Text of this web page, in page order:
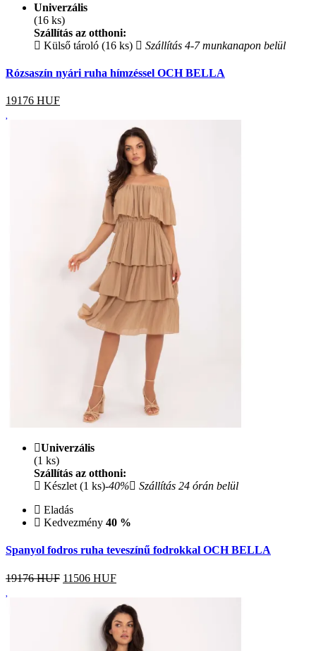
Univerzális
(16 ks)
Szállítás az otthoni:
Külső tároló (16 ks)
Szállítás 4-7 munkanapon belül
Rózsaszín nyári ruha hímzéssel OCH BELLA
19176 HUF
Univerzális
(1 ks)
Szállítás az otthoni:
Készlet (1 ks)-40%
Szállítás 24 órán belül
Eladás
Kedvezmény 40 %
Spanyol fodros ruha teveszínű fodrokkal OCH BELLA
19176 HUF 11506 HUF